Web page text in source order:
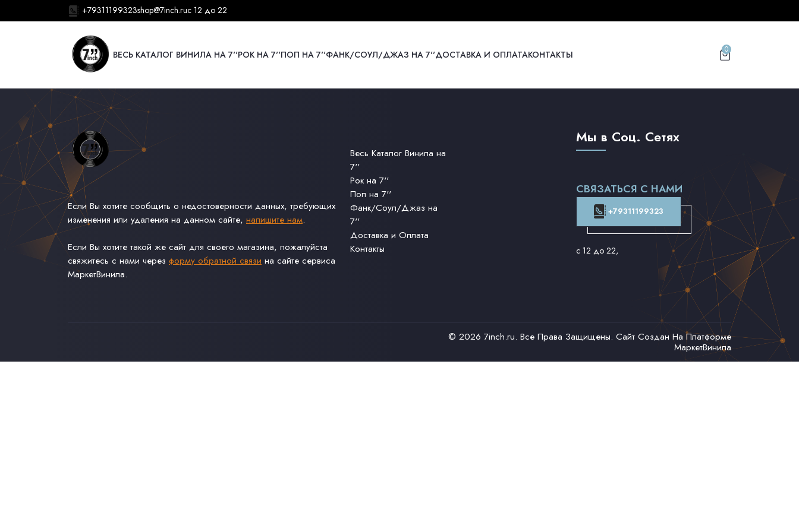
+79311199323shop@7inch.ruс 12 до 22
ВЕСЬ КАТАЛОГ ВИНИЛА НА 7''РОК НА 7''ПОП НА 7''ФАНК/СОУЛ/ДЖАЗ НА 7''ДОСТАВКА И ОПЛАТАКОНТАКТЫ 0
Если Вы хотите сообщить о недостоверности данных, требующих
изменения или удаления на данном сайте, напишите нам.
Если Вы хотите такой же сайт для своего магазина, пожалуйста
свяжитесь с нами через форму обратной связи на сайте сервиса
МаркетВинила.
Весь Каталог Винила на
7''
Рок на 7''
Поп на 7''
Фанк/Соул/Джаз на
7''
Доставка и Оплата
Контакты
Мы в Соц. Сетях
СВЯЗАТЬСЯ С НАМИ
+79311199323
с 12 до 22,
© 2026 7inch.ru. Все Права Защищены. Сайт Создан На Платформе
МаркетВинила